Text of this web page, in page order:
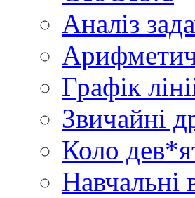
Аналіз
Графік
Звичайні
Коло
Навчальні